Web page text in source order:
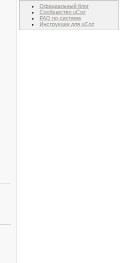
Официальный блог
Сообщество uCoz
FAQ по системе
Инструкции для uCoz